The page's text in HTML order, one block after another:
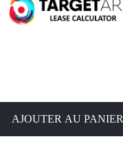
AJOUTER AU PANIER